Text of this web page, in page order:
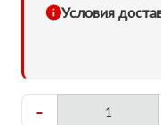
Условия
-